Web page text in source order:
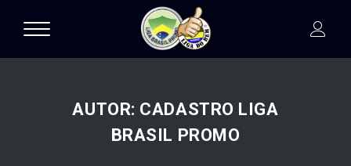
AUTOR: CADASTRO LIGA
BRASIL PROMO